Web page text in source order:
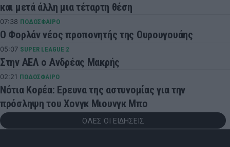
και μετά άλλη μια τέταρτη θέση
07:38 ΠΟΔΟΣΦΑΙΡΟ
Ο Φορλάν νέος προπονητής της Ουρουγουάης
05:07 SUPER LEAGUE 2
Στην ΑΕΛ ο Ανδρέας Μακρής
02:21 ΠΟΔΟΣΦΑΙΡΟ
Νότια Κορέα: Ερευνα της αστυνομίας για την
πρόσληψη του Χονγκ Μιουνγκ Μπo
ΟΛΕΣ ΟΙ ΕΙΔΗΣΕΙΣ